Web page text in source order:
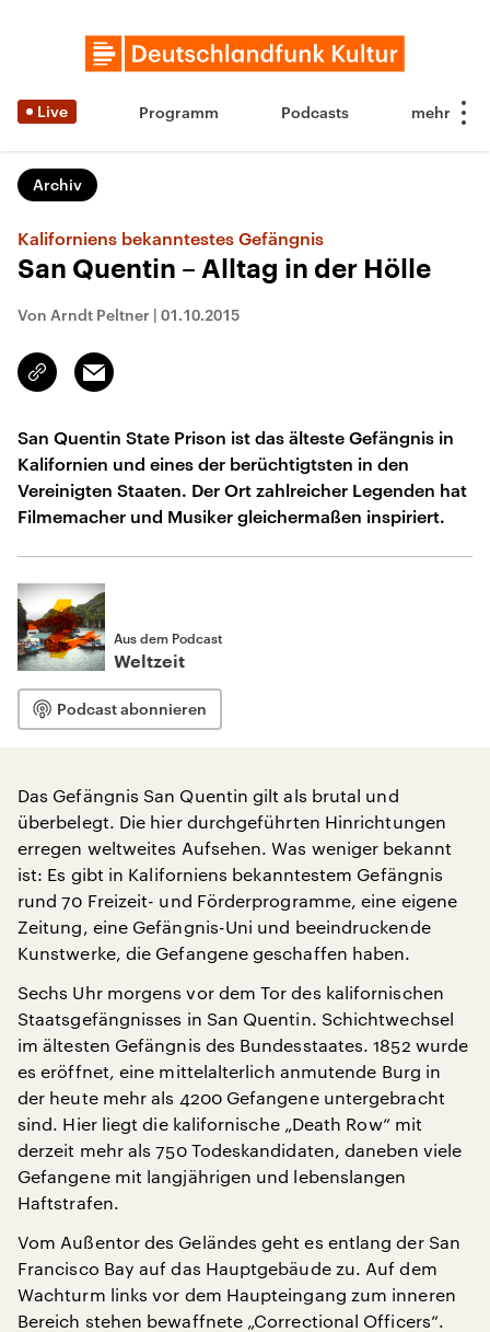
Live Programm Podcasts
Archiv
Kaliforniens bekanntestes Gefängnis
San Quentin – Alltag in der Hölle
Von Arndt Peltner | 01.10.2015
Link
kopieren/teilen
Email
San Quentin State Prison ist das älteste Gefängnis in
Kalifornien und eines der berüchtigtsten in den
Vereinigten Staaten. Der Ort zahlreicher Legenden hat
Filmemacher und Musiker gleichermaßen inspiriert.
Aus dem Podcast
Weltzeit
Podcast abonnieren
Das Gefängnis San Quentin gilt als brutal und
überbelegt. Die hier durchgeführten Hinrichtungen
erregen weltweites Aufsehen. Was weniger bekannt
ist: Es gibt in Kaliforniens bekanntestem Gefängnis
rund 70 Freizeit- und Förderprogramme, eine eigene
Zeitung, eine Gefängnis-Uni und beeindruckende
Kunstwerke, die Gefangene geschaffen haben.
Sechs Uhr morgens vor dem Tor des kalifornischen
Staatsgefängnisses in San Quentin. Schichtwechsel
im ältesten Gefängnis des Bundesstaates. 1852 wurde
es eröffnet, eine mittelalterlich anmutende Burg in
der heute mehr als 4200 Gefangene untergebracht
sind. Hier liegt die kalifornische „Death Row“ mit
derzeit mehr als 750 Todeskandidaten, daneben viele
Gefangene mit langjährigen und lebenslangen
Haftstrafen.
Vom Außentor des Geländes geht es entlang der San
Francisco Bay auf das Hauptgebäude zu. Auf dem
Wachturm links vor dem Haupteingang zum inneren
Bereich stehen bewaffnete „Correctional Officers“.